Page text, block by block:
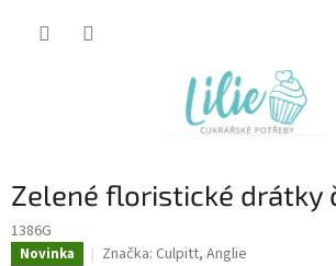
Zelené floristické drátky
1386G
Novinka Značka: Culpitt, Anglie